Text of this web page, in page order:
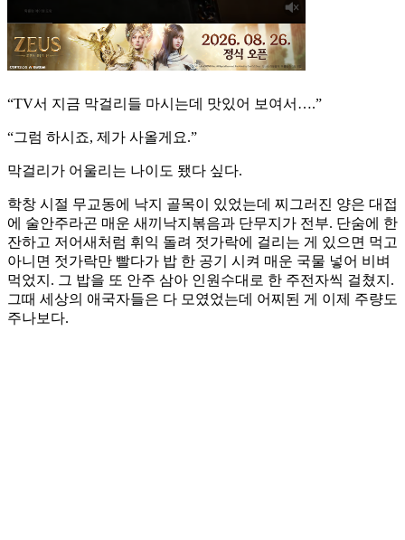
“TV서 지금 막걸리들 마시는데 맛있어 보여서….”
“그럼 하시죠, 제가 사올게요.”
막걸리가 어울리는 나이도 됐다 싶다.
학창 시절 무교동에 낙지 골목이 있었는데 찌그러진 양은 대접
에 술안주라곤 매운 새끼낙지볶음과 단무지가 전부. 단숨에 한
잔하고 저어새처럼 휘익 돌려 젓가락에 걸리는 게 있으면 먹고
아니면 젓가락만 빨다가 밥 한 공기 시켜 매운 국물 넣어 비벼
먹었지. 그 밥을 또 안주 삼아 인원수대로 한 주전자씩 걸쳤지.
그때 세상의 애국자들은 다 모였었는데 어찌된 게 이제 주량도
주나보다.